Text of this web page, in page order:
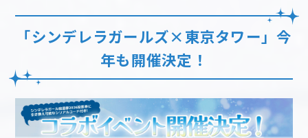
「シンデレラガールズ×東京タワー」今
年も開催決定！